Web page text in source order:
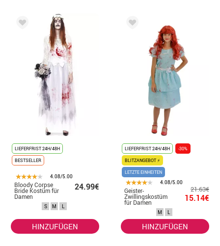
LIEFERFRIST 24H/48H
BESTSELLER
4.08/5.00
Bloody Corpse
Bride Kostüm für
Damen
24.99€
S M L
HINZUFÜGEN
LIEFERFRIST 24H/48H
-30%
BLITZANGEBOT ⚡
LETZTE EINHEITEN
4.08/5.00
Geister-
Zwillingskostüm
für Damen
21.63€
15.14€
M L
HINZUFÜGEN